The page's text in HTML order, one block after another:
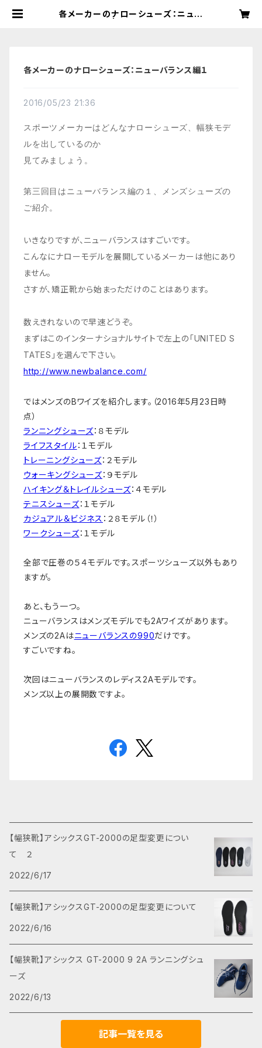
各メーカーのナローシューズ：ニュー
各メーカーのナローシューズ：ニューバランス編１
2016/05/23 21:36
スポーツメーカーはどんなナローシューズ、幅狭モデ
ルを出しているのか
見てみましょう。
第三回目はニューバランス編の１、メンズシューズの
ご紹介。
いきなりですが、ニューバランスはすごいです。
こんなにナローモデルを展開しているメーカーは他にあり
ません。
さすが、矯正靴から始まっただけのことはあります。
数えきれないので早速どうぞ。
まずはこのインターナショナルサイトで左上の「UNITED S
TATES」を選んで下さい。
http://www.newbalance.com/
ではメンズのBワイズを紹介します。（2016年5月23日時
点）
ランニングシューズ：８モデル
ライフスタイル：１モデル
トレーニングシューズ：２モデル
ウォーキングシューズ：９モデル
ハイキング＆トレイルシューズ：４モデル
テニスシューズ：１モデル
カジュアル＆ビジネス ：２８モデル（！）
ワークシューズ：１モデル
全部で圧巻の５４モデルです。スポーツシューズ以外もあり
ますが。
あと、もう一つ。
ニューバランスはメンズモデルでも2Aワイズがあります。
メンズの2Aはニューバランスの990だけです。
すごいですね。
次回はニューバランスのレディス2Aモデルです。
メンズ以上の展開数ですよ。
【幅狭靴】アシックスGT-2000の足型変更につい
て ２
2022/6/17
【幅狭靴】アシックスGT-2000の足型変更について
2022/6/16
【幅狭靴】アシックス GT-2000 9 2A ランニングシュ
ーズ
2022/6/13
記事一覧を見る